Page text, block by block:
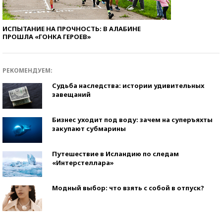
ИСПЫТАНИЕ НА ПРОЧНОСТЬ: В АЛАБИНЕ
ПРОШЛА «ГОНКА ГЕРОЕВ»
РЕКОМЕНДУЕМ:
Судьба наследства: истории удивительных
завещаний
Бизнес уходит под воду: зачем на суперъяхты
закупают субмарины
Путешествие в Исландию по следам
«Интерстеллара»
Модный выбор: что взять с собой в отпуск?